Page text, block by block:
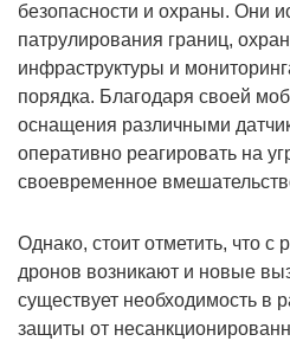
безопасности и охраны. Они
патрулирования границ,
инфраструктуры и
порядка. Благодаря своей
оснащения различными
оперативно реагировать на
своевременное
Однако, стоит отметить, что с
дронов возникают и новые
существует необходимость в
защиты от